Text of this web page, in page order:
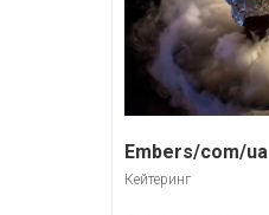
Embers/com/ua
Кейтеринг